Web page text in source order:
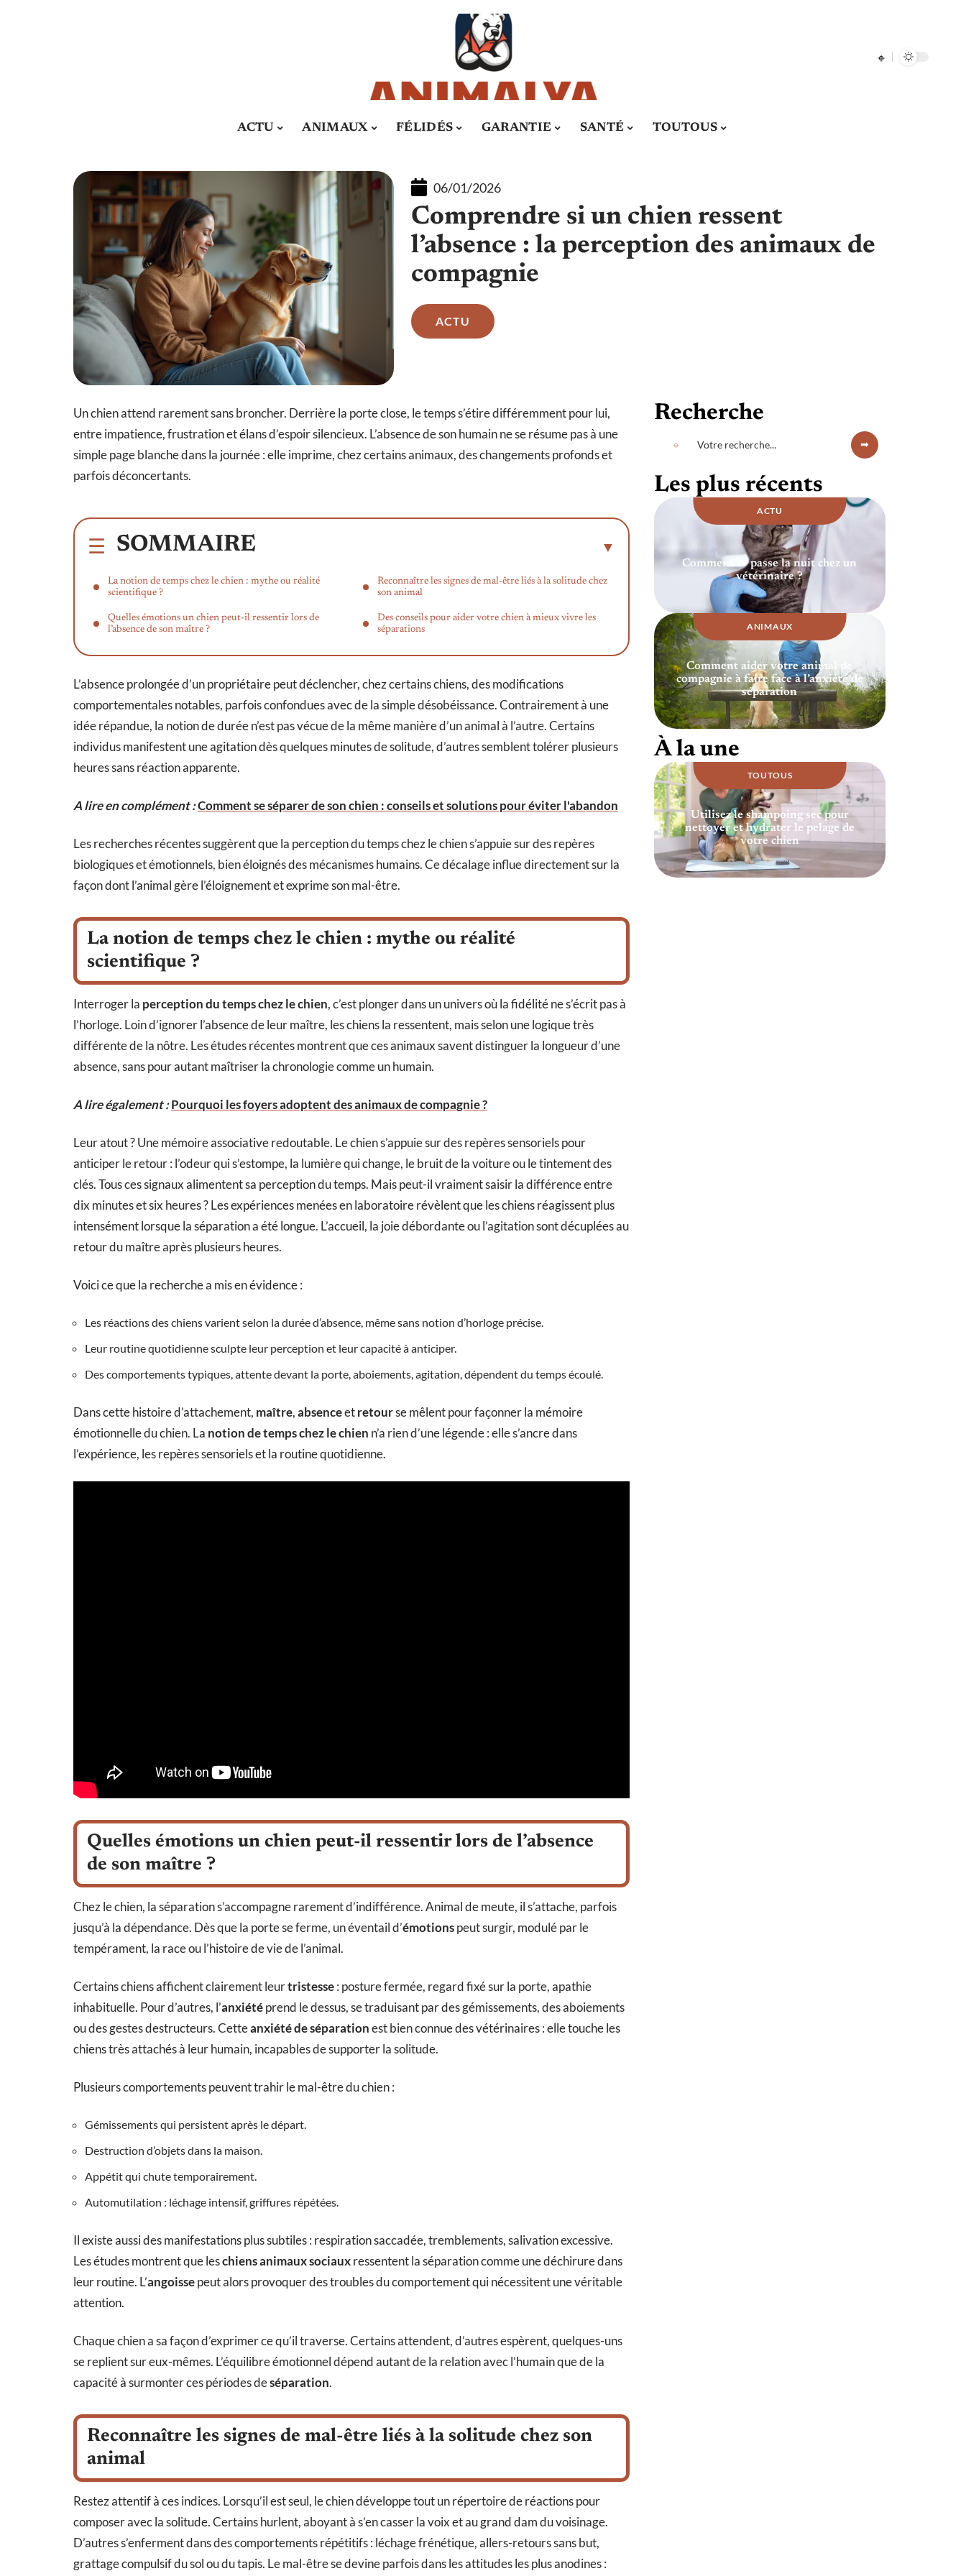
ACTU ANIMAUX FÉLIDÉS GARANTIE SANTÉ TOUTOUS
06/01/2026
Comprendre si un chien ressent
l’absence : la perception des animaux de
compagnie
ACTU
Un chien attend rarement sans broncher. Derrière la porte close, le temps s’étire différemment pour lui,
entre impatience, frustration et élans d’espoir silencieux. L’absence de son humain ne se résume pas à une
simple page blanche dans la journée : elle imprime, chez certains animaux, des changements profonds et
parfois déconcertants.
SOMMAIRE
La notion de temps chez le chien : mythe ou réalité
scientifique ?
Quelles émotions un chien peut-il ressentir lors de
l’absence de son maître ?
Reconnaître les signes de mal-être liés à la solitude chez
son animal
Des conseils pour aider votre chien à mieux vivre les
séparations
L’absence prolongée d’un propriétaire peut déclencher, chez certains chiens, des modifications
comportementales notables, parfois confondues avec de la simple désobéissance. Contrairement à une
idée répandue, la notion de durée n’est pas vécue de la même manière d’un animal à l’autre. Certains
individus manifestent une agitation dès quelques minutes de solitude, d’autres semblent tolérer plusieurs
heures sans réaction apparente.
A lire en complément :Comment se séparer de son chien : conseils et solutions pour éviter l'abandon
Les recherches récentes suggèrent que la perception du temps chez le chien s’appuie sur des repères
biologiques et émotionnels, bien éloignés des mécanismes humains. Ce décalage influe directement sur la
façon dont l’animal gère l’éloignement et exprime son mal-être.
La notion de temps chez le chien : mythe ou réalité
scientifique ?
Interroger la perception du temps chez le chien, c’est plonger dans un univers où la fidélité ne s’écrit pas à
l’horloge. Loin d’ignorer l’absence de leur maître, les chiens la ressentent, mais selon une logique très
différente de la nôtre. Les études récentes montrent que ces animaux savent distinguer la longueur d’une
absence, sans pour autant maîtriser la chronologie comme un humain.
A lire également :Pourquoi les foyers adoptent des animaux de compagnie ?
Leur atout ? Une mémoire associative redoutable. Le chien s’appuie sur des repères sensoriels pour
anticiper le retour : l’odeur qui s’estompe, la lumière qui change, le bruit de la voiture ou le tintement des
clés. Tous ces signaux alimentent sa perception du temps. Mais peut-il vraiment saisir la différence entre
dix minutes et six heures ? Les expériences menées en laboratoire révèlent que les chiens réagissent plus
intensément lorsque la séparation a été longue. L’accueil, la joie débordante ou l’agitation sont décuplées au
retour du maître après plusieurs heures.
Voici ce que la recherche a mis en évidence :
Les réactions des chiens varient selon la durée d’absence, même sans notion d’horloge précise.
Leur routine quotidienne sculpte leur perception et leur capacité à anticiper.
Des comportements typiques, attente devant la porte, aboiements, agitation, dépendent du temps écoulé.
Dans cette histoire d’attachement, maître,absenceetretourse mêlent pour façonner la mémoire
émotionnelle du chien. La notion de temps chez le chien n’a rien d’une légende : elle s’ancre dans
l’expérience, les repères sensoriels et la routine quotidienne.
Quelles émotions un chien peut-il ressentir lors de l’absence
de son maître ?
Chez le chien, la séparation s’accompagne rarement d’indifférence. Animal de meute, il s’attache, parfois
jusqu’à la dépendance. Dès que la porte se ferme, un éventail d’émotionspeut surgir, modulé par le
tempérament, la race ou l’histoire de vie de l’animal.
Certains chiens affichent clairement leurtristesse: posture fermée, regard fixé sur la porte, apathie
inhabituelle. Pour d’autres, l’anxiétéprend le dessus, se traduisant par des gémissements, des aboiements
ou des gestes destructeurs. Cetteanxiété de séparationest bien connue des vétérinaires : elle touche les
chiens très attachés à leur humain, incapables de supporter la solitude.
Plusieurs comportements peuvent trahir le mal-être du chien :
Gémissements qui persistent après le départ.
Destruction d’objets dans la maison.
Appétit qui chute temporairement.
Automutilation : léchage intensif, griffures répétées.
Il existe aussi des manifestations plus subtiles : respiration saccadée, tremblements, salivation excessive.
Les études montrent que leschiens animaux sociauxressentent la séparation comme une déchirure dans
leur routine. L’angoissepeut alors provoquer des troubles du comportement qui nécessitent une véritable
attention.
Chaque chien a sa façon d’exprimer ce qu’il traverse. Certains attendent, d’autres espèrent, quelques-uns
se replient sur eux-mêmes. L’équilibre émotionnel dépend autant de la relation avec l’humain que de la
capacité à surmonter ces périodes deséparation.
Reconnaître les signes de mal-être liés à la solitude chez son
animal
Restez attentif à ces indices. Lorsqu’il est seul, le chien développe tout un répertoire de réactions pour
composer avec la solitude. Certains hurlent, aboyant à s’en casser la voix et au grand dam du voisinage.
D’autres s’enferment dans des comportements répétitifs : léchage frénétique, allers-retours sans but,
grattage compulsif du sol ou du tapis. Le mal-être se devine parfois dans les attitudes les plus anodines :
Recherche
Les plus récents
ACTU
Comment se passe la nuit chez un
vétérinaire ?
ANIMAUX
Comment aider votre animal de
compagnie à faire face à l’anxiété de
séparation
À la une
TOUTOUS
Utilisez le shampoing sec pour
nettoyer et hydrater le pelage de
votre chien